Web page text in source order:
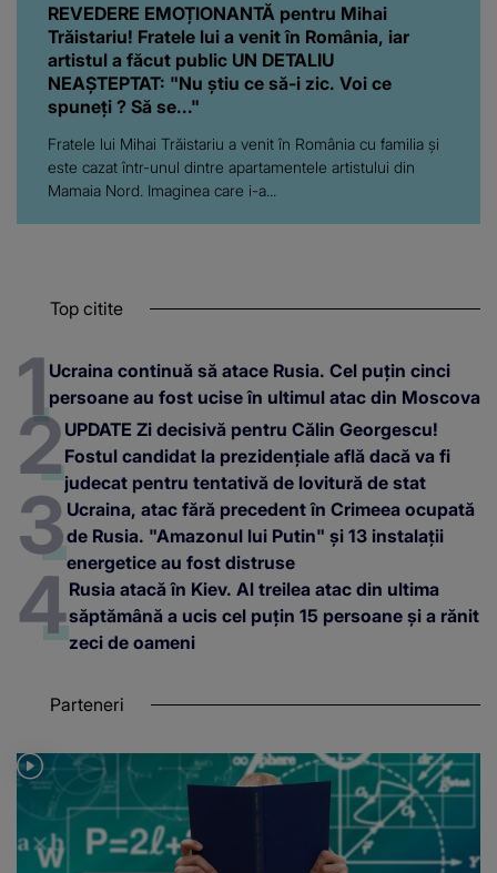
REVEDERE EMOȚIONANTĂ pentru Mihai
Trăistariu! Fratele lui a venit în România, iar
artistul a făcut public UN DETALIU
NEAȘTEPTAT: "Nu știu ce să-i zic. Voi ce
spuneți ? Să se..."
Fratele lui Mihai Trăistariu a venit în România cu familia și
este cazat într-unul dintre apartamentele artistului din
Mamaia Nord. Imaginea care i-a...
Top citite
Ucraina continuă să atace Rusia. Cel puțin cinci
persoane au fost ucise în ultimul atac din Moscova
UPDATE Zi decisivă pentru Călin Georgescu!
Fostul candidat la prezidențiale află dacă va fi
judecat pentru tentativă de lovitură de stat
Ucraina, atac fără precedent în Crimeea ocupată
de Rusia. "Amazonul lui Putin" și 13 instalații
energetice au fost distruse
Rusia atacă în Kiev. Al treilea atac din ultima
săptămână a ucis cel puțin 15 persoane și a rănit
zeci de oameni
Parteneri